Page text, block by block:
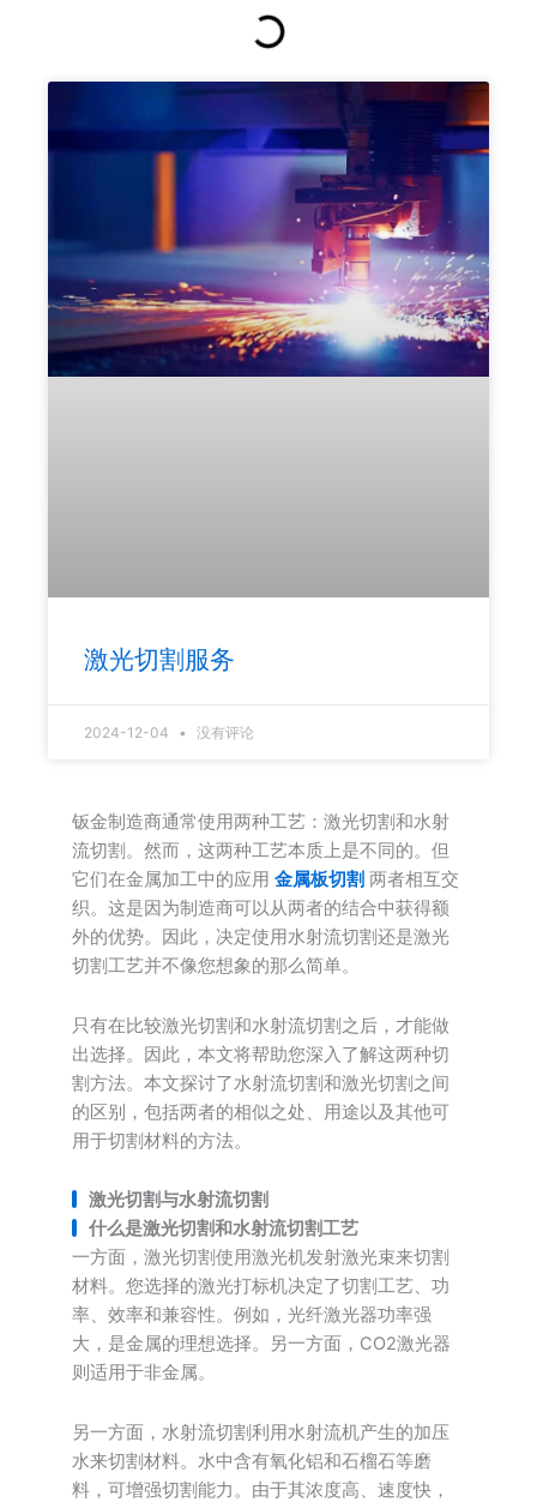
激光切割服务
2024-12-04 没有评论
钣金制造商通常使用两种工艺：激光切割和水射
流切割。然而，这两种工艺本质上是不同的。但
它们在金属加工中的应用 金属板切割 两者相互交
织。这是因为制造商可以从两者的结合中获得额
外的优势。因此，决定使用水射流切割还是激光
切割工艺并不像您想象的那么简单。
只有在比较激光切割和水射流切割之后，才能做
出选择。因此，本文将帮助您深入了解这两种切
割方法。本文探讨了水射流切割和激光切割之间
的区别，包括两者的相似之处、用途以及其他可
用于切割材料的方法。
激光切割与水射流切割
什么是激光切割和水射流切割工艺
一方面，激光切割使用激光机发射激光束来切割
材料。您选择的激光打标机决定了切割工艺、功
率、效率和兼容性。例如，光纤激光器功率强
大，是金属的理想选择。另一方面，CO2激光器
则适用于非金属。
另一方面，水射流切割利用水射流机产生的加压
水来切割材料。水中含有氧化铝和石榴石等磨
料，可增强切割能力。由于其浓度高、速度快，